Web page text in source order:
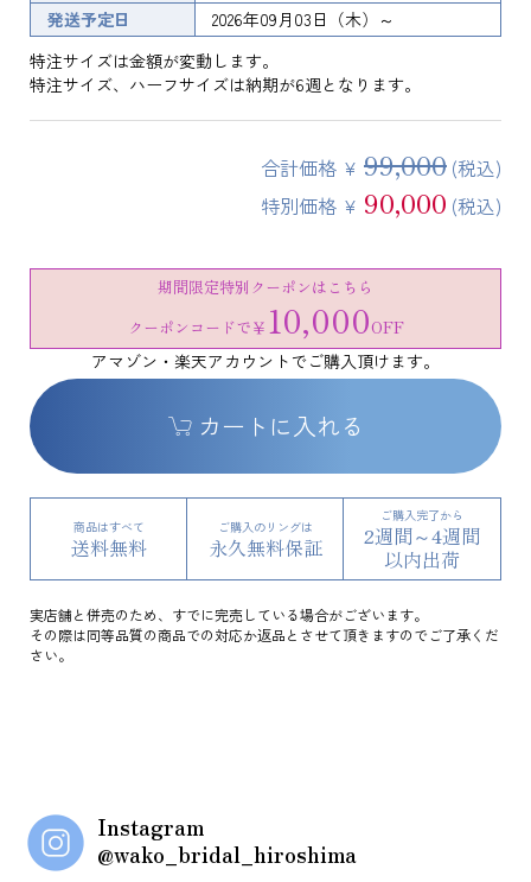
発送予定日
2026年09月03日（木）～
特注サイズは金額が変動します。
特注サイズ、ハーフサイズは納期が6週となります。
合計価格 ¥ 99,000 (税込)
特別価格 ¥ 90,000 (税込)
期間限定特別クーポンはこちら
クーポンコードで￥ 10,000OFF
アマゾン・楽天アカウントでご購入頂けます。
カートに入れる
商品はすべて
送料無料
ご購入のリングは
永久無料保証
ご購入完了から
2週間～4週間
以内出荷
実店舗と併売のため、すでに完売している場合がございます。
その際は同等品質の商品での対応か返品とさせて頂きますのでご了承くだ
さい。
Instagram
@wako_bridal_hiroshima